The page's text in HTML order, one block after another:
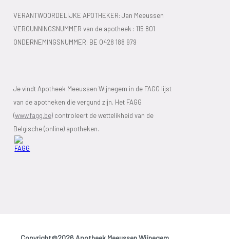
VERANTWOORDELIJKE APOTHEKER: Jan Meeussen
VERGUNNINGSNUMMER van de apotheek : 115 801
ONDERNEMINGSNUMMER: BE 0428 188 979
Je vindt Apotheek Meeussen Wijnegem in de FAGG lijst
van de apotheken die vergund zijn. Het FAGG
(www.fagg.be) controleert de wettelikheid van de
Belgische (online) apotheken.